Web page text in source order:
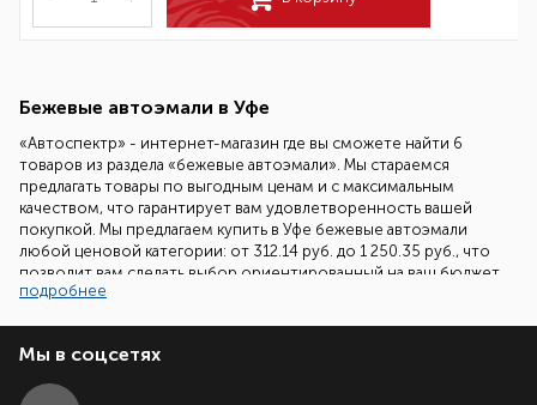
Бежевые автоэмали в Уфе
«Автоспектр» - интернет-магазин где вы сможете найти 6
товаров из раздела «бежевые автоэмали». Мы стараемся
предлагать товары по выгодным ценам и с максимальным
качеством, что гарантирует вам удовлетворенность вашей
покупкой. Мы предлагаем купить в Уфе бежевые автоэмали
любой ценовой категории: от 312.14 руб. до 1 250.35 руб., что
позволит вам сделать выбор ориентированный на ваш бюджет.
необходимый товар. Все что вам надо сделать - это позвонить
нам по бесплатному телефонному номеру 8 (800) 700-86-08 и
подробнее
Мы в соцсетях